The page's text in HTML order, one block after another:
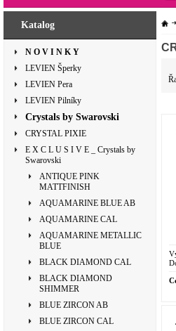
Katalog
N O V I N K Y
LEVIEN Šperky
LEVIEN Pera
LEVIEN Pilníky
Crystals by Swarovski
CRYSTAL PIXIE
E X C L U S I V E _ Crystals by
Swarovski
ANTIQUE PINK
MATTFINISH
AQUAMARINE BLUE AB
AQUAMARINE CAL
AQUAMARINE METALLIC
BLUE
BLACK DIAMOND CAL
BLACK DIAMOND
SHIMMER
BLUE ZIRCON AB
BLUE ZIRCON CAL